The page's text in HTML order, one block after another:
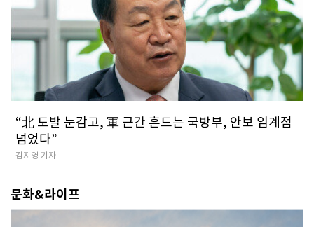
​“北 도발 눈감고, 軍 근간 흔드는 국방부, 안보 임계점
넘었다”
김지영 기자
문화&라이프